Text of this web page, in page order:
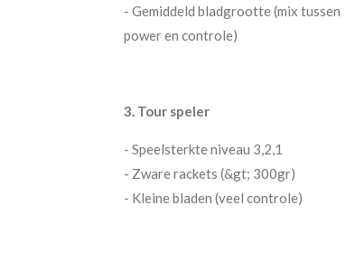
- Gemiddeld bladgrootte (mix tussen
power en controle)
3. Tour speler
- Speelsterkte niveau 3,2,1
- Zware rackets (&gt; 300gr)
- Kleine bladen (veel controle)